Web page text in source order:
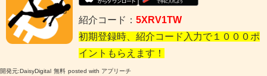
紹介コード： 5XRV1TW
初期登録時、紹介コード入力で１０００ポ
イントもらえます！
開発元:DaisyDigital 無料 posted with アプリーチ